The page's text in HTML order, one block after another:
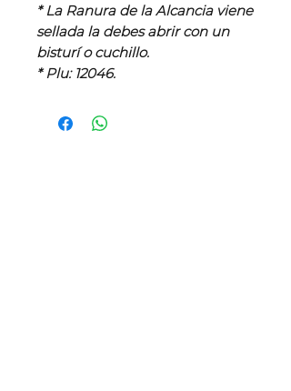
* La Ranura de la Alcancia viene
sellada la debes abrir con un
bisturí o cuchillo.
* Plu: 12046.